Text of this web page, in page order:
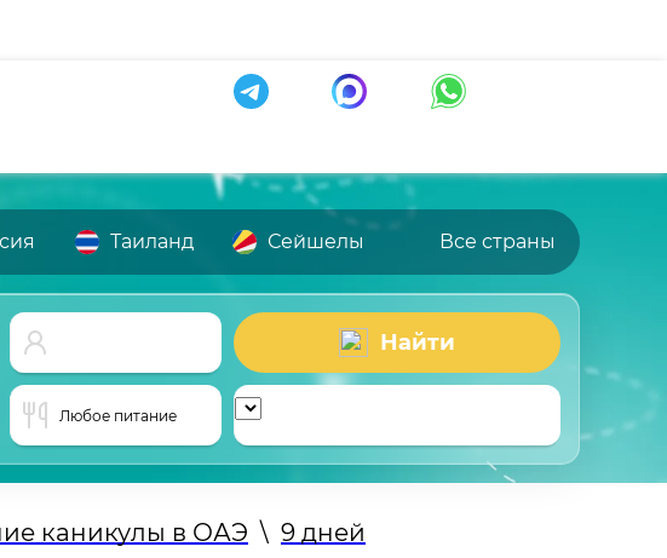
Таиланд Сейшелы Все страны
Найти
Любое питание
каникулы в ОАЭ \ 9 дней